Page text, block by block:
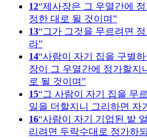
12 제사장은 그 우열간에
정한 대로 될 것이며
13 그가 그것을 무르려면
라
14 사람이 자기 집을 구별
장이 그 우열간에 정가할지
로 될 것이며
15 그 사람이 자기 집을 무
일을 더할지니 그리하면 자
16 사람이 자기 기업된 밭
리려면 두락수대로 정가하